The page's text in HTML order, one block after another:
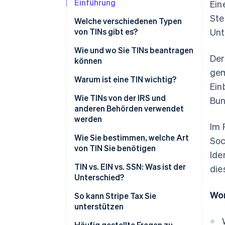
Einführung
Welche verschiedenen Typen
von TINs gibt es?
Sozialversicherungsnummer
(SSN)
EIN
Individuelle
Steueridentifikationsnummer
(ITIN)
Steueridentifikationsnummer
für Steuerberater/innen (PTIN)
Adoption Taxpayer
Identification Number (ATIN)
Wie und wo Sie TINs beantragen
können
So beantragen Sie eine SSN
So beantragen Sie eine EIN
So beantragen Sie eine ITIN
So beantragen Sie eine PTIN
So beantragen Sie eine ATIN
Warum ist eine TIN wichtig?
Wie TINs von der IRS und
anderen Behörden verwendet
werden
IRS
Bundesstaatliche
Finanzinstitute
Arbeitsministerium
Wie Sie bestimmen, welche Art
von TIN Sie benötigen
Sozialversicherungsnummer
(SSN)
EIN
TIN vs. EIN vs. SSN: Was ist der
Unterschied?
So kann Stripe Tax Sie
unterstützen
Im